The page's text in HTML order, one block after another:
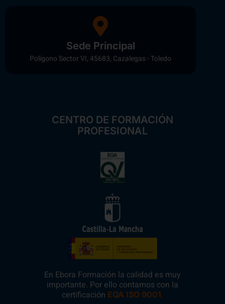
Sede Principal
Polígono Sector VI, 45683, Cazalegas - Toledo
CENTRO DE FORMACIÓN
PROFESIONAL
En Ebora Formación la calidad es muy
importante. Por ello contamos con la
certificación EQA ISO 9001